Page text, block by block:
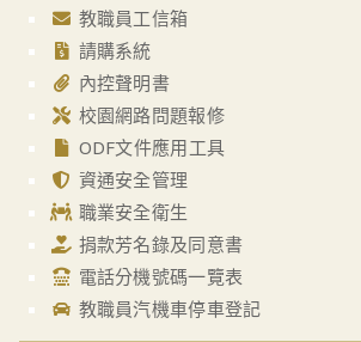
教職員工信箱
請購系統
內控聲明書
校園網路問題報修
ODF文件應用工具
資通安全管理
職業安全衛生
捐款芳名錄及同意書
電話分機號碼一覽表
教職員汽機車停車登記